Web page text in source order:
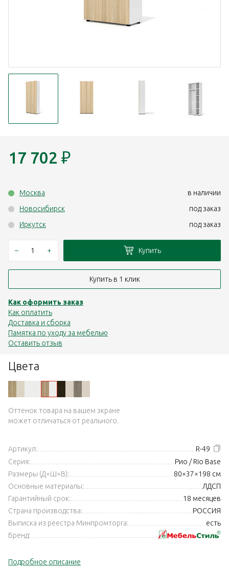
Цвета
Оттенок товара на вашем экране
может отличаться от реального.
Артикул:
R-49
Серия:
Рио / Rio Base
Размеры (Д×Ш×В):
80×37×198 см
Основные материалы:
ЛДСП
Гарантийный срок:
18 месяцев
Страна производства:
РОССИЯ
Выписка из реестра Минпромторга:
есть
Бренд:
Подробное описание
17 702 ₽
Москва
в наличии
Новосибирск
под заказ
Иркутск
под заказ
– + Купить
Купить в 1 клик
Как оформить заказ
Как оплатить
Доставка и сборка
Памятка по уходу за мебелью
Оставить отзыв